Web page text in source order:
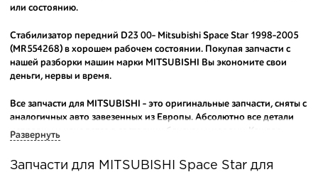
или состоянию.
Стабилизатор передний D23 00- Mitsubishi Space Star 1998-2005
(MR554268) в хорошем рабочем состоянии. Покупая запчасти с
нашей разборки машин марки MITSUBISHI Вы экономите свои
деньги, нервы и время.
Все запчасти для MITSUBISHI - это оригинальные запчасти, сняты с
аналогичных авто завезенных из Европы. Абсолютно все детали
исправны и находятся в состоянии близком к новому. Каждая
производителя.
Развернуть
Запчасти для MITSUBISHI Space Star для